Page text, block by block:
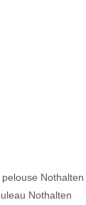
Nothalten
Nothalten